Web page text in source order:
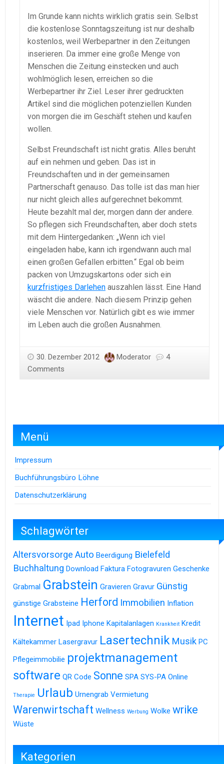
Im Grunde kann nichts wirklich gratis sein. Selbst
die kostenlose Sonntagszeitung ist nur deshalb
kostenlos, weil Werbepartner in den Zeitungen
inserieren. Da immer eine große Menge von
Menschen die Zeitung einstecken und auch
wohlmöglich lesen, erreichen so die
Werbepartner ihr Ziel. Leser ihrer gedruckten
Artikel sind die möglichen potenziellen Kunden
von morgen die im Geschäft stehen und kaufen
wollen.
Selbst Freundschaft ist nicht gratis. Alles beruht
auf ein nehmen und geben. Das ist in
Freundschaften und in der gemeinsamen
Partnerschaft genauso. Das tolle ist das man hier
nur nicht gleich alles aufgerechnet bekommt.
Heute bezahlt mal der, morgen dann der andere.
So pflegen sich Freundschaften, aber doch stets
mit dem Hintergedanken: „Wenn ich viel
eingeladen habe, kann ich irgendwann auch mal
einen großen Gefallen erbitten.“ Egal ob beim
packen von Umzugskartons oder sich ein
kurzfristiges Darlehen auszahlen lässt. Eine Hand
wäscht die andere. Nach diesem Prinzip gehen
viele Menschen vor. Natürlich gibt es wie immer
im Leben auch die großen Ausnahmen.
30. Dezember 2012 Moderator
4
Comments
Menü
Impressum
Buchführungsbüro Löhne
Datenschutzerklärung
Schlagwörter
Altersvorsorge Auto Beerdigung Bielefeld
Buchhaltung Download Faktura Fotogravuren Geschenke
Grabmal Grabstein Gravieren Gravur Günstig
günstige Grabsteine Herford Immobilien Inflation
Internet Ipad Iphone Kapitalanlagen Krankheit Kredit
Kältekammer Lasergravur Lasertechnik Musik PC
Pflegeimmobilie projektmanagement
software QR Code Sonne SPA SYS-PA Online
Therapie Urlaub Urnengrab Vermietung
Warenwirtschaft Wellness Werbung Wolke wrike
Wüste
Kategorien